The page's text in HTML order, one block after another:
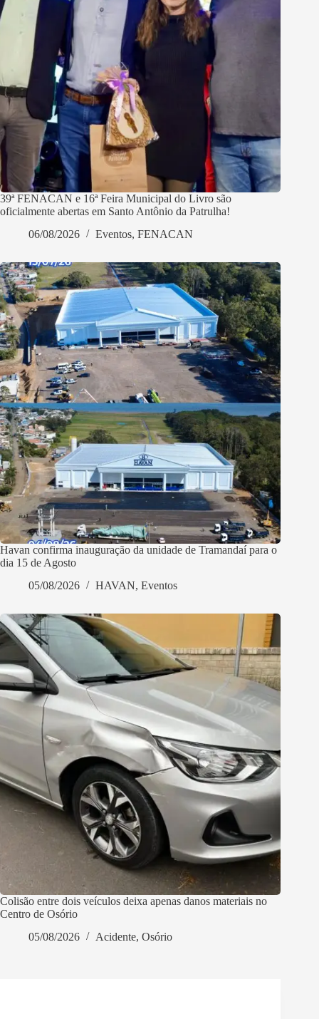
39ª FENACAN e 16ª Feira Municipal do Livro são
oficialmente abertas em Santo Antônio da Patrulha!
06/08/2026
Eventos, FENACAN
Havan confirma inauguração da unidade de Tramandaí para o
dia 15 de Agosto
05/08/2026
HAVAN, Eventos
Colisão entre dois veículos deixa apenas danos materiais no
Centro de Osório
05/08/2026
Acidente, Osório